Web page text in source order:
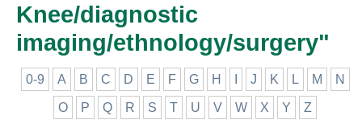
Knee/diagnostic
imaging/ethnology/surgery"
0-9 A B C D E F G H J K L M N
O P Q R S T U V W X Y Z